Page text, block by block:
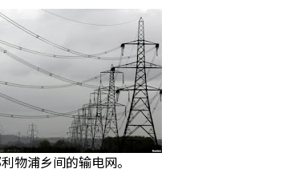
物浦乡间的输电网。